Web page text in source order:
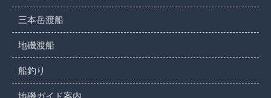
三本岳渡船
地磯渡船
船釣り
地磯ガイド案内